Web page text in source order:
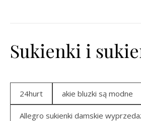
Sukienki i
24hurt akie bluzki są modne
Allegro sukienki damskie